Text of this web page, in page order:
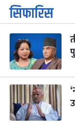
१
आइत
कार्तिक
कार्तिक १, २०८३
३
मंगल
महानवमी
कार्तिक ३,
४
बुध कार्तिक ४,
५
बिहि
पापा‌ङ्कुशा
कार्तिक ५, २०८३
सिफारिस